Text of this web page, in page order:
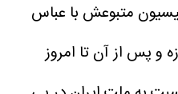
متبوعش با عباس
گفت: در این جلسه، وزیر خارجه گزارشی از فعالیت‌ها، برنامه‌ها و اقدامات مجموعه دستگاه سیاست خارجی در ایام جنگ ۴۰ روزه و پس از آن تا امروز